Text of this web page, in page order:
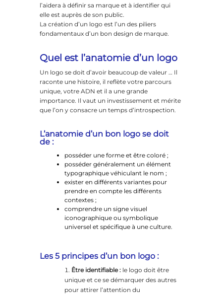
l’aidera à définir sa marque et à identifier qui
elle est auprès de son public.
La création d’un logo est l’un des piliers
fondamentaux d’un bon design de marque.
Quel est l’anatomie d’un logo
Un logo se doit d’avoir beaucoup de valeur … Il
raconte une histoire, il reflète votre parcours
unique, votre ADN et il a une grande
importance. Il vaut un investissement et mérite
que l’on y consacre un temps d’introspection.
L’anatomie d’un bon logo se doit
de :
posséder une forme et être coloré ;
posséder généralement un élément
typographique véhiculant le nom ;
exister en différents variantes pour
prendre en compte les différents
contextes ;
comprendre un signe visuel
iconographique ou symbolique
universel et spécifique à une culture.
Les 5 principes d’un bon logo :
Être identifiable : le logo doit être
unique et ce se démarquer des autres
pour attirer l’attention du